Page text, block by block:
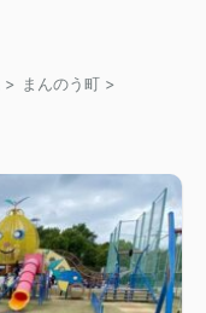
> まんのう町 >